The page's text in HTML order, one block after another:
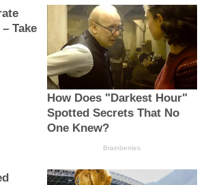
Take
How Does "Darkest Hour"
Spotted Secrets That No
One Knew?
Brainberries